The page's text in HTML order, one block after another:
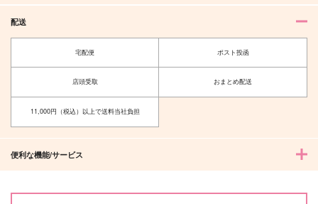
猫の耳に念仏 秋
ketsuban
南泉一文字
サンプル
755円（税込）
刀剣乱舞
小夜左文字
配送
宅配便 ポスト投函
店頭受取 おまとめ配送
11,000円（税込）以上で送料当社負担
便利な機能/サービス